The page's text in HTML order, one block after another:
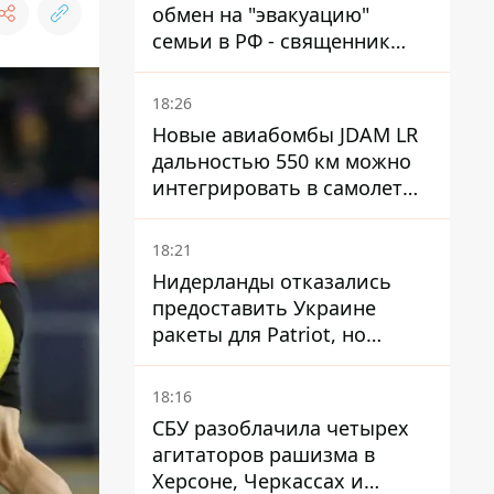
обмен на "эвакуацию"
семьи в РФ - священник
УПЦ МП получил 15 лет
тюрьмы
18:26
Новые авиабомбы JDAM LR
дальностью 550 км можно
интегрировать в самолеты
ВСУ, но есть нюансы.
18:21
Нидерланды отказались
предоставить Украине
ракеты для Patriot, но
готовы помочь иначе
18:16
СБУ разоблачила четырех
агитаторов рашизма в
Херсоне, Черкассах и